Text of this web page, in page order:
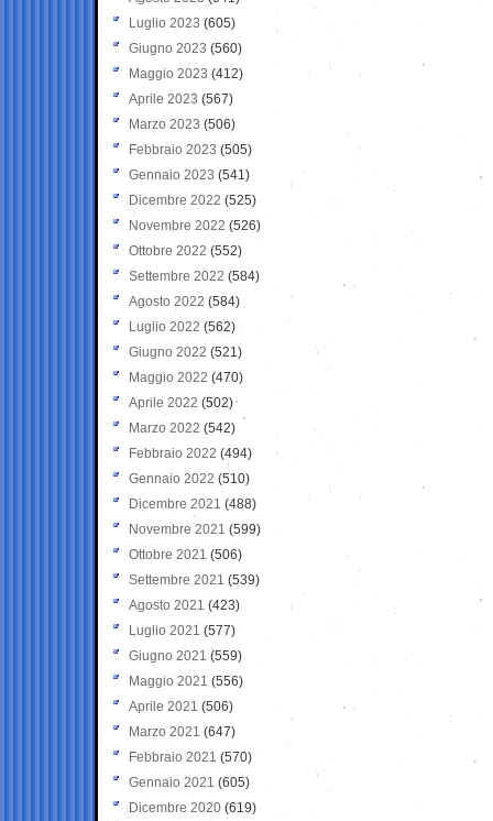
Luglio 2023 (605)
Giugno 2023 (560)
Maggio 2023 (412)
Aprile 2023 (567)
Marzo 2023 (506)
Febbraio 2023 (505)
Gennaio 2023 (541)
Dicembre 2022 (525)
Novembre 2022 (526)
Ottobre 2022 (552)
Settembre 2022 (584)
Agosto 2022 (584)
Luglio 2022 (562)
Giugno 2022 (521)
Maggio 2022 (470)
Aprile 2022 (502)
Marzo 2022 (542)
Febbraio 2022 (494)
Gennaio 2022 (510)
Dicembre 2021 (488)
Novembre 2021 (599)
Ottobre 2021 (506)
Settembre 2021 (539)
Agosto 2021 (423)
Luglio 2021 (577)
Giugno 2021(559)
Maggio 2021 (556)
Aprile 2021 (506)
Marzo 2021 (647)
Febbraio 2021 (570)
Gennaio 2021 (605)
Dicembre 2020 (619)